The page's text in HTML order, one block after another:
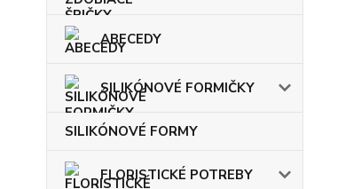
ABECEDY
SILIKÓNOVÉ FORMIČKY
SILIKÓNOVÉ FORMY
FLORISTICKÉ POTREBY